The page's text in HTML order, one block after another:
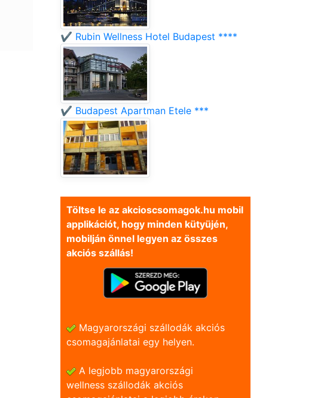
✔️ Rubin Wellness Hotel Budapest ****
✔️ Budapest Apartman Etele ***
Töltse le az akcioscsomagok.hu mobil
applikációt, hogy minden kütyüjén,
mobilján önnel legyen az összes
akciós szállás!
Magyarországi szállodák akciós
csomagajánlatai egy helyen.
A legjobb magyarországi
wellness szállodák akciós